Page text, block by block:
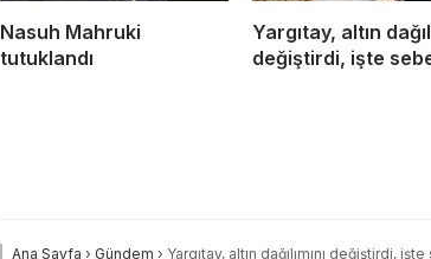
Nasuh Mahruki
tutuklandı
Yargıtay, altın
değiştirdi, işte
Ana Sayfa › Gündem › Yargıtay, altın dağılımını değiştirdi,